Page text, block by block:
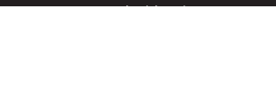
Iepirkumi